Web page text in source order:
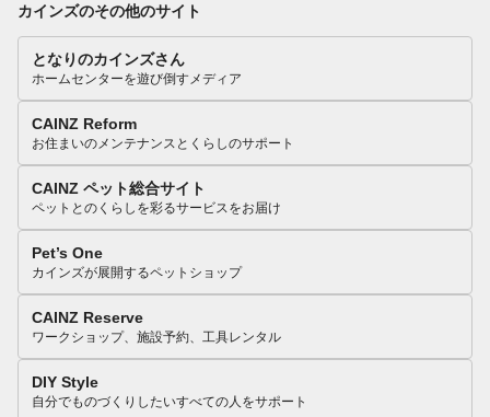
カインズのその他のサイト
となりのカインズさん
ホームセンターを遊び倒すメディア
CAINZ Reform
お住まいのメンテナンスとくらしのサポート
CAINZ ペット総合サイト
ペットとのくらしを彩るサービスをお届け
Pet’s One
カインズが展開するペットショップ
CAINZ Reserve
ワークショップ、施設予約、工具レンタル
DIY Style
自分でものづくりしたいすべての人をサポート